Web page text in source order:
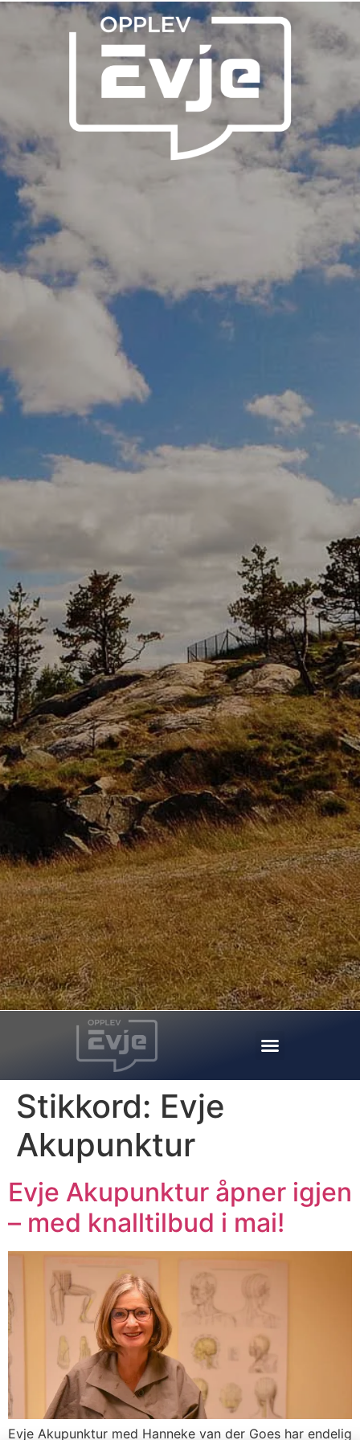
Stikkord: Evje
Akupunktur
Evje Akupunktur åpner igjen
– med knalltilbud i mai!
Evje Akupunktur med Hanneke van der Goes har endelig